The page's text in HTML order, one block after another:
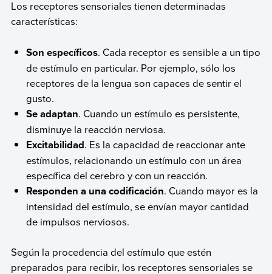
Los receptores sensoriales tienen determinadas
características:
Son específicos. Cada receptor es sensible a un tipo
de estímulo en particular. Por ejemplo, sólo los
receptores de la lengua son capaces de sentir el
gusto.
Se adaptan. Cuando un estímulo es persistente,
disminuye la reacción nerviosa.
Excitabilidad. Es la capacidad de reaccionar ante
estímulos, relacionando un estímulo con un área
específica del cerebro y con un reacción.
Responden a una codificación. Cuando mayor es la
intensidad del estímulo, se envían mayor cantidad
de impulsos nerviosos.
Según la procedencia del estímulo que estén
preparados para recibir, los receptores sensoriales se